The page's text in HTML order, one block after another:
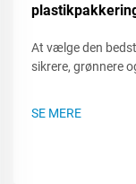
At vælge den
sikrere, grønnere
SE MERE